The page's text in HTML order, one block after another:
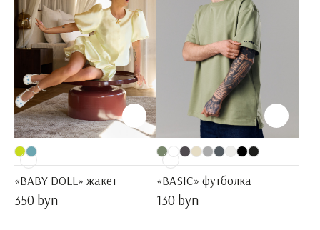
«BABY DOLL» жакет
350 byn
«BASIC» футболка
130 byn